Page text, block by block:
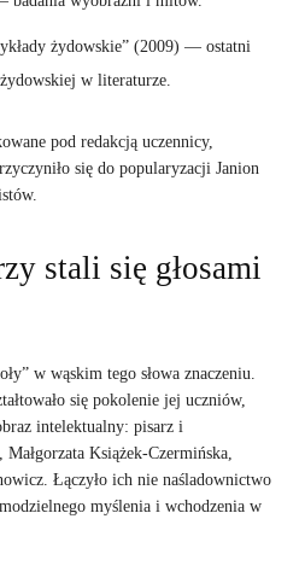
żydowskie” (2009) — ostatni
w literaturze.
pod redakcją uczennicy,
się do popularyzacji Janion
stali się głosami
w wąskim tego słowa znaczeniu.
się pokolenie jej uczniów,
intelektualny: pisarz i
Książek-Czermińska,
Łączyło ich nie naśladownictwo
myślenia i wchodzenia w